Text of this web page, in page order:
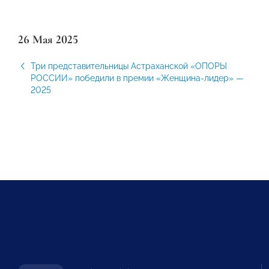
26 Мая 2025
Три представительницы Астраханской «ОПОРЫ
РОССИИ» победили в премии «Женщина-лидер» —
2025